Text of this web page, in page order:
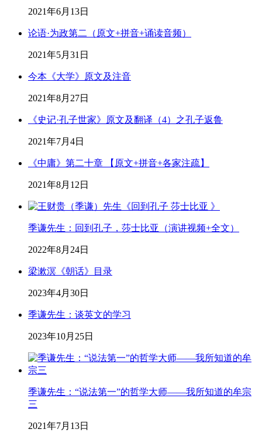
2021年6月13日
论语·为政第二（原文+拼音+诵读音频）
2021年5月31日
今本《大学》原文及注音
2021年8月27日
《史记·孔子世家》原文及翻译（4）之孔子返鲁
2021年7月4日
《中庸》第二十章 【原文+拼音+各家注疏】
2021年8月12日
季谦先生：回到孔子，莎士比亚（演讲视频+全文）
2022年8月24日
梁漱溟《朝话》目录
2023年4月30日
季谦先生：谈英文的学习
2023年10月25日
季谦先生：“说法第一”的哲学大师——我所知道的牟宗
三
2021年7月13日